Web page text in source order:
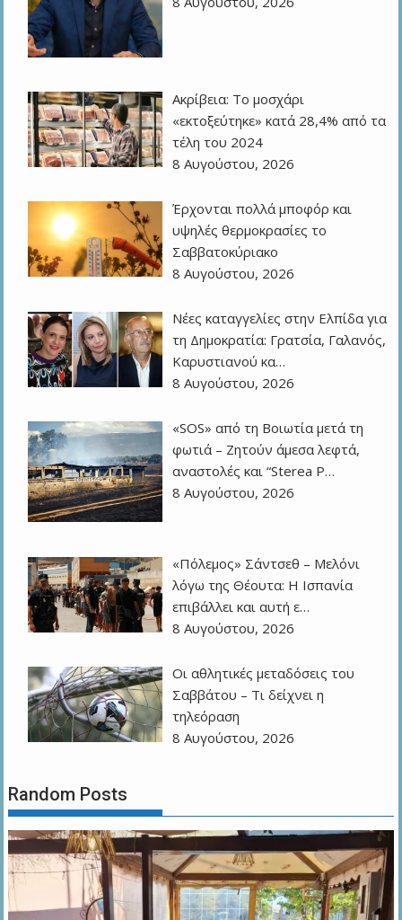
Ακρίβεια: Το μοσχάρι
«εκτοξεύτηκε» κατά 28,4% από τα
τέλη του 2024
8 Αυγούστου, 2026
Έρχονται πολλά μποφόρ και
υψηλές θερμοκρασίες το
Σαββατοκύριακο
8 Αυγούστου, 2026
Νέες καταγγελίες στην Ελπίδα για
τη Δημοκρατία: Γρατσία, Γαλανός,
Καρυστιανού κα…
8 Αυγούστου, 2026
«SOS» από τη Βοιωτία μετά τη
φωτιά – Ζητούν άμεσα λεφτά,
αναστολές και “Sterea P…
8 Αυγούστου, 2026
«Πόλεμος» Σάντσεθ – Μελόνι
λόγω της Θέουτα: Η Ισπανία
επιβάλλει και αυτή ε…
8 Αυγούστου, 2026
Οι αθλητικές μεταδόσεις του
Σαββάτου – Τι δείχνει η
τηλεόραση
8 Αυγούστου, 2026
Random Posts